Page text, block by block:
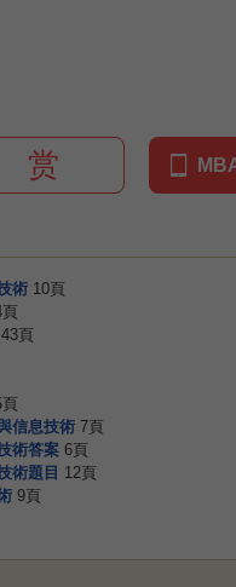
赏
術 10頁
頁
43頁
信息技術 7頁
術答案 6頁
術題目 12頁
9頁